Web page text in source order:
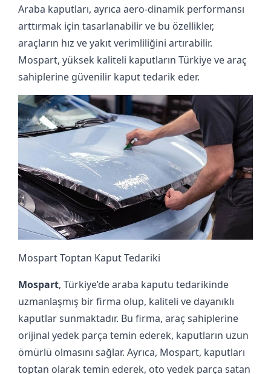
Araba kaputları, ayrıca aero-dinamik performansı
arttırmak için tasarlanabilir ve bu özellikler,
araçların hız ve yakıt verimliliğini artırabilir.
Mospart, yüksek kaliteli kaputların Türkiye ve araç
sahiplerine güvenilir kaput tedarik eder.
Mospart Toptan Kaput Tedariki
Mospart, Türkiye’de araba kaputu tedarikinde
uzmanlaşmış bir firma olup, kaliteli ve dayanıklı
kaputlar sunmaktadır. Bu firma, araç sahiplerine
orijinal yedek parça temin ederek, kaputların uzun
ömürlü olmasını sağlar. Ayrıca, Mospart, kaputları
toptan olarak temin ederek, oto yedek parça satan